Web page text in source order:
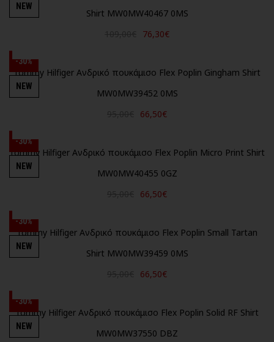
NEW
Shirt MW0MW40467 0MS
76,30€
-30%
NEW
Tommy Hilfiger Ανδρικό πουκάμισο Flex Poplin Gingham Shirt
MW0MW39452 0MS
66,50€
-30%
NEW
Tommy Hilfiger Ανδρικό πουκάμισο Flex Poplin Micro Print Shirt
MW0MW40455 0GZ
66,50€
-30%
NEW
Tommy Hilfiger Ανδρικό πουκάμισο Flex Poplin Small Tartan
Shirt MW0MW39459 0MS
66,50€
-30%
NEW
Tommy Hilfiger Ανδρικό πουκάμισο Flex Poplin Solid RF Shirt
MW0MW37550 DBZ